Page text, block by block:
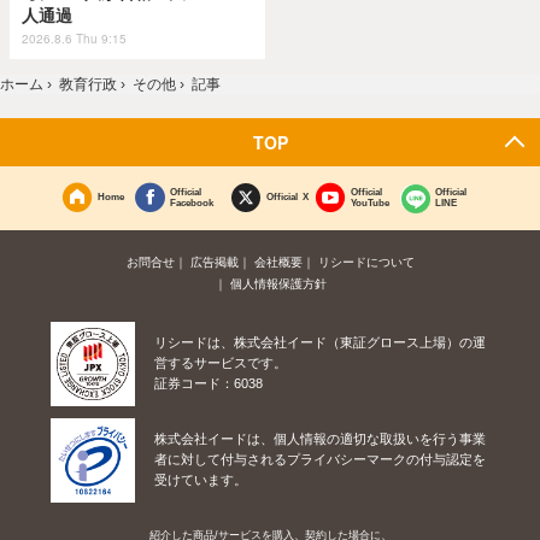
人通過
2026.8.6 Thu 9:15
ホーム › 教育行政 › その他 › 記事
TOP
Home
Official
Facebook
Official X
Official
YouTube
Official
LINE
お問合せ 広告掲載 会社概要
リシードについて
個人情報保護方針
リシードは、株式会社イード（東証グロース上場）の運
営するサービスです。
証券コード：6038
株式会社イードは、個人情報の適切な取扱いを行う事業
者に対して付与されるプライバシーマークの付与認定を
受けています。
紹介した商品/サービスを購入、契約した場合に、